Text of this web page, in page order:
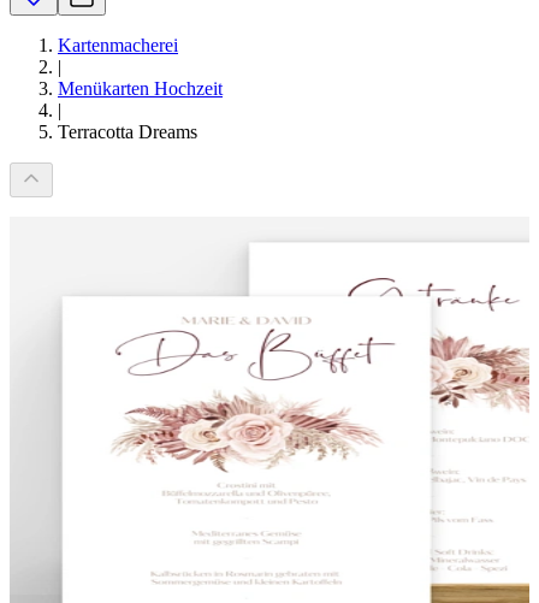
Kartenmacherei
|
Menükarten Hochzeit
|
Terracotta Dreams